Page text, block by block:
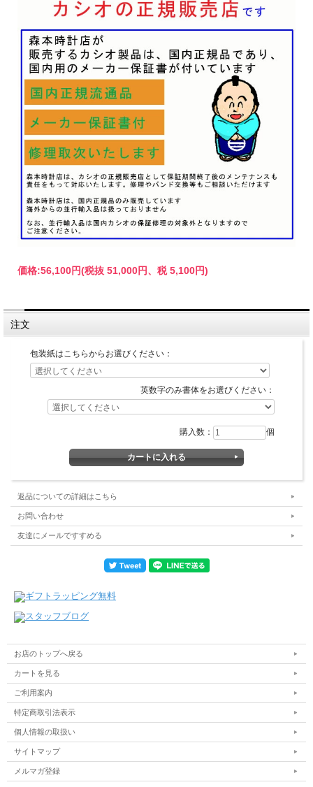
価格:56,100円(税抜 51,000円、税 5,100円)
注文
包装紙はこちらからお選びください：
英数字のみ書体をお選びください：
購入数： 個
返品についての詳細はこちら
お問い合わせ
友達にメールですすめる
お店のトップへ戻る
カートを見る
ご利用案内
特定商取引法表示
個人情報の取扱い
サイトマップ
メルマガ登録